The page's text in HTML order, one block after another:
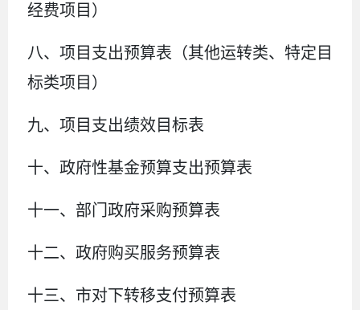
经费项目）
八、 项目支出预算表（其他运转类、特定目
标类项目）
九、项目支出绩效目标表
十、政府性基金预算支出预算表
十一、部门政府采购预算表
十二、政府购买服务预算表
十三、 市对下转移支付预算表